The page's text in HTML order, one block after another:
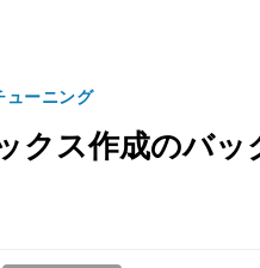
ーニング
クス作成のバッ